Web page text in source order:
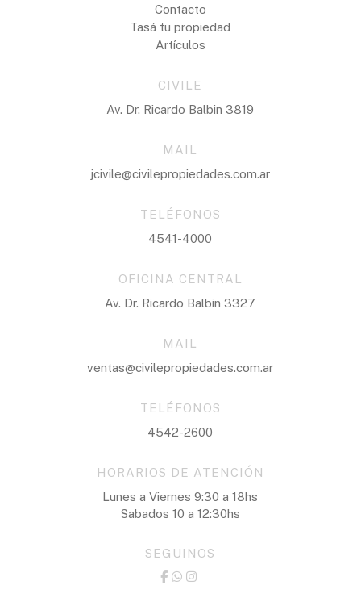
Contacto
Tasá tu propiedad
Artículos
CIVILE
Av. Dr. Ricardo Balbin 3819
MAIL
jcivile@civilepropiedades.com.ar
TELÉFONOS
4541-4000
OFICINA CENTRAL
Av. Dr. Ricardo Balbin 3327
MAIL
ventas@civilepropiedades.com.ar
TELÉFONOS
4542-2600
HORARIOS DE ATENCIÓN
Lunes a Viernes 9:30 a 18hs
Sabados 10 a 12:30hs
SEGUINOS